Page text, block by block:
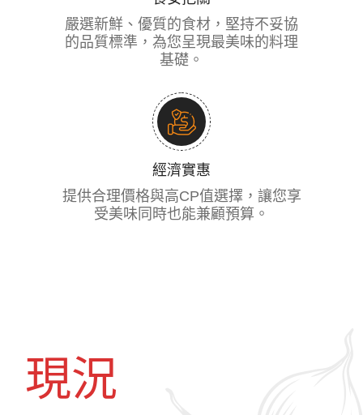
嚴選新鮮、優質的食材，堅持不妥協
的品質標準，為您呈現最美味的料理
基礎。
經濟實惠
提供合理價格與高CP值選擇，讓您享
受美味同時也能兼顧預算。
現況